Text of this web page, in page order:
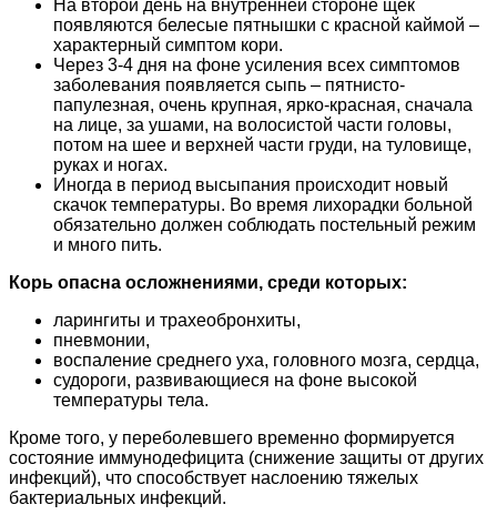
На второй день на внутренней стороне щёк
появляются белесые пятнышки с красной каймой –
характерный симптом кори.
Через 3-4 дня на фоне усиления всех симптомов
заболевания появляется сыпь – пятнисто-
папулезная, очень крупная, ярко-красная, сначала
на лице, за ушами, на волосистой части головы,
потом на шее и верхней части груди, на туловище,
руках и ногах.
Иногда в период высыпания происходит новый
скачок температуры. Во время лихорадки больной
обязательно должен соблюдать постельный режим
и много пить.
Корь опасна осложнениями, среди которых:
ларингиты и трахеобронхиты,
пневмонии,
воспаление среднего уха, головного мозга, сердца,
судороги, развивающиеся на фоне высокой
температуры тела.
Кроме того, у переболевшего временно формируется
состояние иммунодефицита (снижение защиты от других
инфекций), что способствует наслоению тяжелых
бактериальных инфекций.